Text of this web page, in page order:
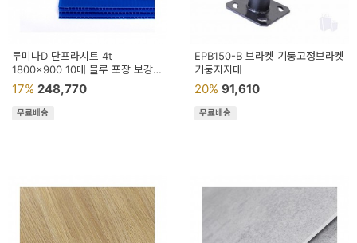
용
품
구
인
루미나D 단프라시트 4t
1800x900 10매 블루 포장 보강
작업용
17% 248,770
무료배송
EPB150-B 브라켓 기둥고정브라켓
기둥지지대
20% 91,610
무료배송